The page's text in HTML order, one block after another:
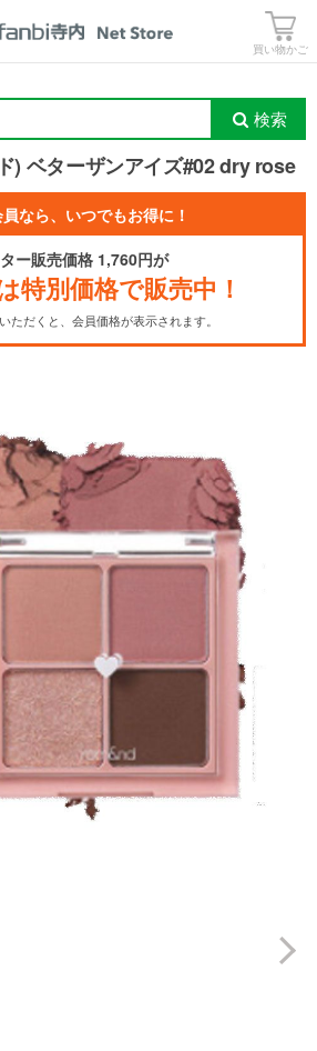
買い物かご
検索
) ベターザンアイズ#02 dry rose
なら、いつでもお得に！
ー販売価格 1,760円が
特別価格で販売中！
ただくと、会員価格が表示されます。